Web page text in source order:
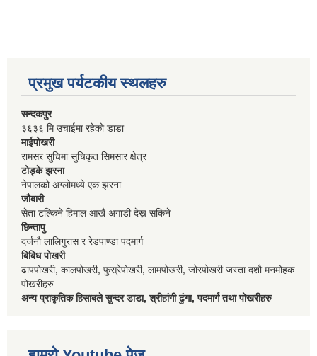
प्रमुख पर्यटकीय स्थलहरु
सन्दकपुर
३६३६ मि उचाईमा रहेको डाडा
माईपोखरी
रामसर सुचिमा सुचिकृत सिमसार क्षेत्र
टोड्के झरना
नेपालको अग्लोमध्ये एक झरना
जौबारी
सेता टल्किने हिमाल आखै अगाडी देख्न सकिने
छिन्तापु
दर्जनौ लालिगुरास र रेडपाण्डा पदमार्ग
बिबिध पोखरी
ढापपोखरी, कालपोखरी, फुस्रेपोखरी, लामपोखरी, जोरपोखरी जस्ता दशौ मनमोहक
पोखरीहरु
अन्य प्राकृतिक हिसाबले सुन्दर डाडा, श्रीहांगी ढुंगा, पदमार्ग तथा पोखरीहरु